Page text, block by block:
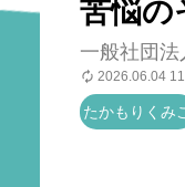
苦悩の
一般社団
2026.06.04
たかもりくみ